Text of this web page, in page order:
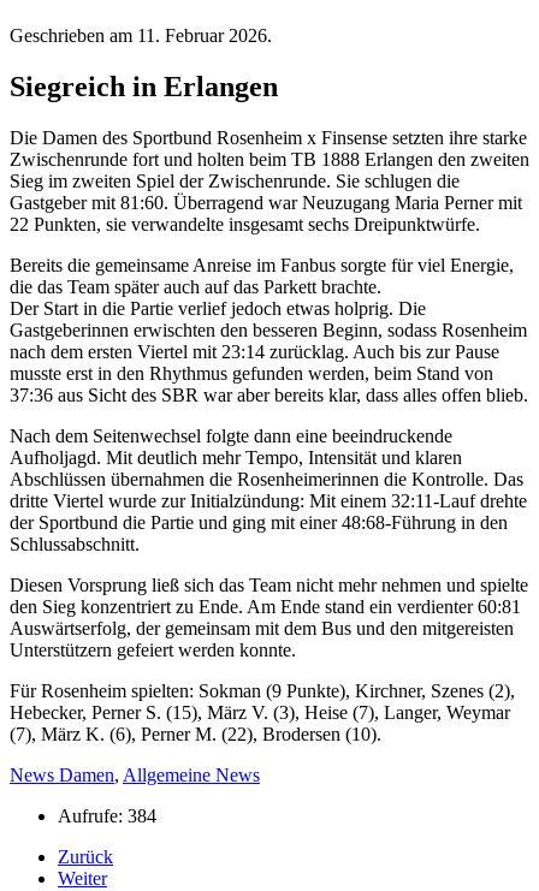
Geschrieben am 11. Februar 2026.
Siegreich in Erlangen
Die Damen des Sportbund Rosenheim x Finsense setzten ihre starke
Zwischenrunde fort und holten beim TB 1888 Erlangen den zweiten
Sieg im zweiten Spiel der Zwischenrunde. Sie schlugen die
Gastgeber mit 81:60. Überragend war Neuzugang Maria Perner mit
22 Punkten, sie verwandelte insgesamt sechs Dreipunktwürfe.
Bereits die gemeinsame Anreise im Fanbus sorgte für viel Energie,
die das Team später auch auf das Parkett brachte.
Der Start in die Partie verlief jedoch etwas holprig. Die
Gastgeberinnen erwischten den besseren Beginn, sodass Rosenheim
nach dem ersten Viertel mit 23:14 zurücklag. Auch bis zur Pause
musste erst in den Rhythmus gefunden werden, beim Stand von
37:36 aus Sicht des SBR war aber bereits klar, dass alles offen blieb.
Nach dem Seitenwechsel folgte dann eine beeindruckende
Aufholjagd. Mit deutlich mehr Tempo, Intensität und klaren
Abschlüssen übernahmen die Rosenheimerinnen die Kontrolle. Das
dritte Viertel wurde zur Initialzündung: Mit einem 32:11-Lauf drehte
der Sportbund die Partie und ging mit einer 48:68-Führung in den
Schlussabschnitt.
Diesen Vorsprung ließ sich das Team nicht mehr nehmen und spielte
den Sieg konzentriert zu Ende. Am Ende stand ein verdienter 60:81
Auswärtserfolg, der gemeinsam mit dem Bus und den mitgereisten
Unterstützern gefeiert werden konnte.
Für Rosenheim spielten: Sokman (9 Punkte), Kirchner, Szenes (2),
Hebecker, Perner S. (15), März V. (3), Heise (7), Langer, Weymar
(7), März K. (6), Perner M. (22), Brodersen (10).
News Damen, Allgemeine News
Aufrufe: 384
Zurück
Weiter